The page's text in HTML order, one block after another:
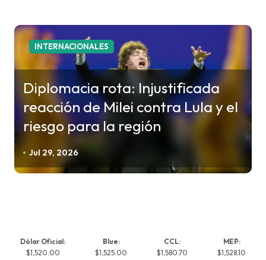
INTERNACIONALES
Diplomacia rota: Injustificada
reacción de Milei contra Lula y el
riesgo para la región
Jul 29, 2026
Dólar Oficial:
$1,520.00
Blue:
$1,525.00
CCL:
$1,580.70
MEP:
$1,528.10